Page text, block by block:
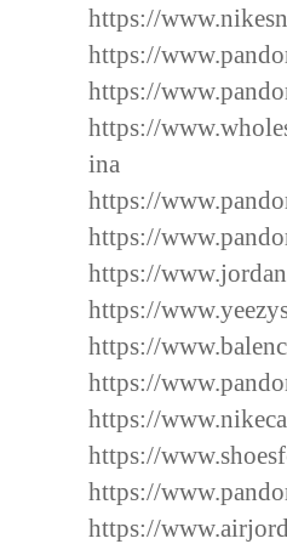
https://
https://
https://
https://
ina
https://
https://
https://
https://
https://
https://
https://
https://
https://
https://